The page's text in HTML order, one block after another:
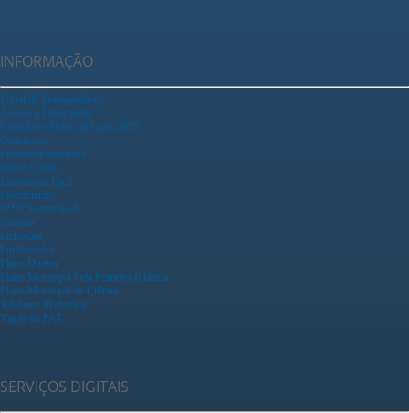
INFORMAÇÃO
Portal da Transparência
Acesso a Informação
Calendário Municipal para 2025
Concursos
Processos Seletivos
Diário Oficial
Empreenda Fácil
Falecimentos
IPTU Sustentável
Notícias
Licitações
Publicidades
Plano Diretor
Plano Municipal Pela Primeira Infância
Plano Municipal de Cultura
Telefones Prefeitura
Vagas do PAT
SERVIÇOS DIGITAIS